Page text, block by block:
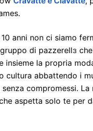
anni non ci siamo
di pazzerellɜ
insieme la propria
cultura abbattendo i
compromessi. La
aspetta solo te per